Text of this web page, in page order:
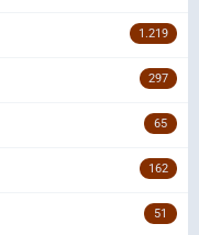
1.219
297
65
162
51